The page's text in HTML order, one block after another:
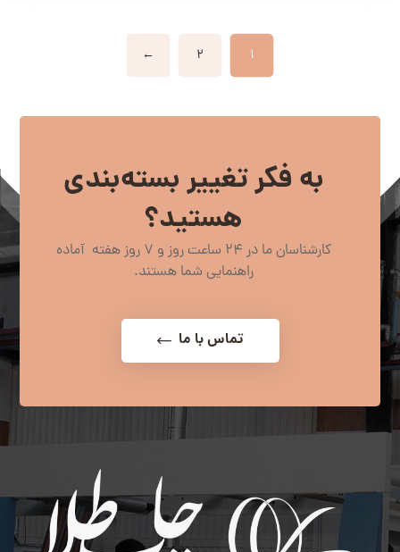
۱ ۲ ←
به فکر تغییر بسته‌بندی
هستید؟
کارشناسان ما در 24 ساعت روز و 7 روز هفته آماده
راهنمایی شما هستند.
تماس با ما